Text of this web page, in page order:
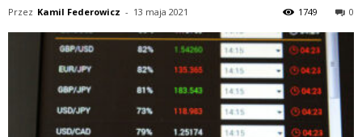
Przez Kamil Federowicz - 13 maja 2021 0
1749